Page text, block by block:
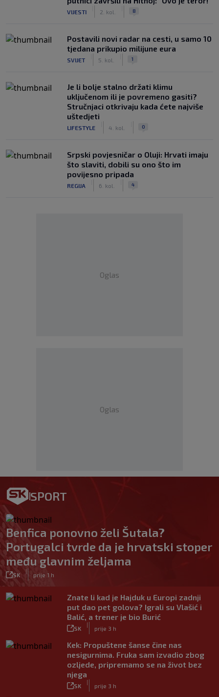
VIJESTI 2. kol. 8
Postavili novi radar na cesti, u samo 10
tjedana prikupio milijune eura
SVIJET 5. kol. 1
Je li bolje stalno držati klimu
uključenom ili je povremeno gasiti?
Stručnjaci otkrivaju kada ćete najviše
uštedjeti
LIFESTYLE 4. kol. 0
Srpski povjesničar o Oluji: Hrvati imaju
što slaviti, dobili su ono što im
povijesno pripada
REGIJA 6. kol. 4
Oglas
Oglas
SPORT
Benfica ponovno želi Šutala?
Portugalci tvrde da je hrvatski stoper
među glavnim željama
SK
|
prije 1 h
Znate li kad je Hajduk u Europi zadnji
put dao pet golova? Igrali su Vlašić i
Balić, a trener je bio Burić
SK
|
prije 3 h
Kek: Propuštene šanse čine nas
nesigurnima. Fruka sam izvadio zbog
ozljede, pripremamo se na život bez
njega
SK
|
prije 3 h